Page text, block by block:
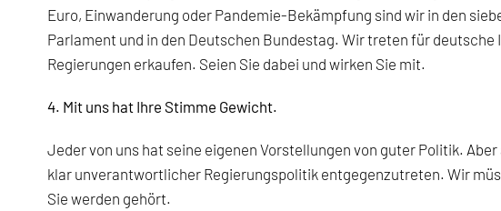
Euro, Einwanderung oder Pandemie-Bekämpfung sind wir in den
Parlament und in den Deutschen Bundestag. Wir treten für
Regierungen erkaufen. Seien Sie dabei und wirken Sie mit.
4. Mit uns hat Ihre Stimme Gewicht.
Jeder von uns hat seine eigenen Vorstellungen von guter Politik.
klar unverantwortlicher Regierungspolitik entgegenzutreten. Wir
Sie werden gehört.